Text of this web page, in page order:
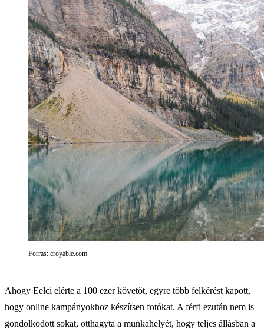
Forrás: croyable.com
Ahogy Eelci elérte a 100 ezer követőt, egyre több felkérést kapott,
hogy online kampányokhoz készítsen fotókat. A férfi ezután nem is
gondolkodott sokat, otthagyta a munkahelyét, hogy teljes állásban a